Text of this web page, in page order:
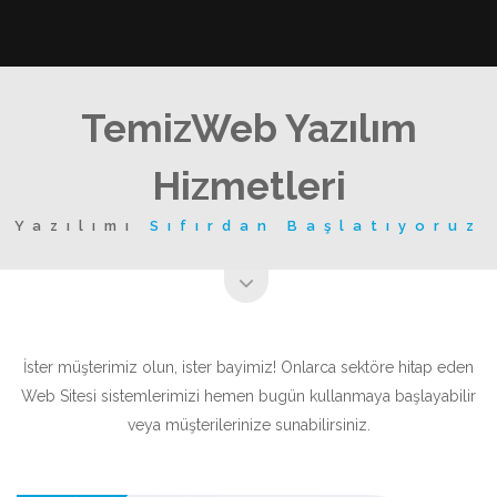
TemizWeb Yazılım
Hizmetleri
Yazılımı Sıfırdan Başlatıyoruz
İster müşterimiz olun, ister bayimiz! Onlarca sektöre hitap eden
Web Sitesi sistemlerimizi hemen bugün kullanmaya başlayabilir
veya müşterilerinize sunabilirsiniz.